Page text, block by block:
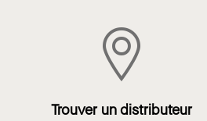
Trouver un distributeur